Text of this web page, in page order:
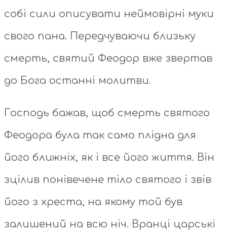
собі сили описувати неймовірні муки
свого пана. Передчуваючи близьку
смерть, святий Феодор вже звертав
до Бога останні молитви.
Господь бажав, щоб смерть святого
Феодора була так само плідна для
його ближніх, як і все його життя. Він
зцілив понівечене тіло святого і звів
його з хреста, на якому той був
залишений на всю ніч. Вранці царські